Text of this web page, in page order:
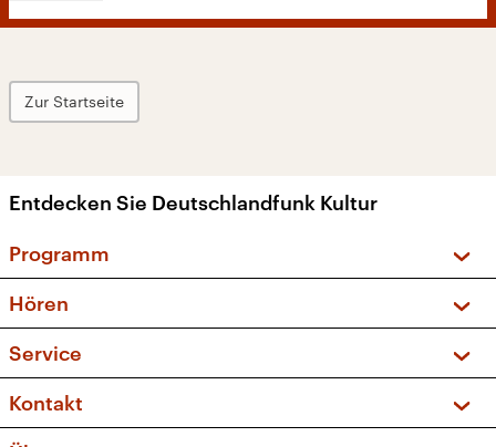
Zur Startseite
Entdecken Sie Deutschlandfunk Kultur
Programm
Sendungen und Podcasts
Musikliste
Kakadu – Das Kinderprogramm
Hören
Frequenzen (UKW + DAB+)
Service
FAQ
Apps
Kontakt